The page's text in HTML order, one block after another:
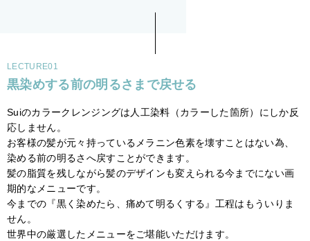
LECTURE01
黒染めする前の明るさまで戻せる
Suiのカラークレンジングは人工染料（カラーした箇所）にしか反
応しません。
お客様の髪が元々持っているメラニン色素を壊すことはない為、
染める前の明るさへ戻すことができます。
髪の脂質を残しながら髪のデザインも変えられる今までにない画
期的なメニューです。
今までの『黒く染めたら、痛めて明るくする』工程はもういりま
せん。
世界中の厳選したメニューをご堪能いただけます。